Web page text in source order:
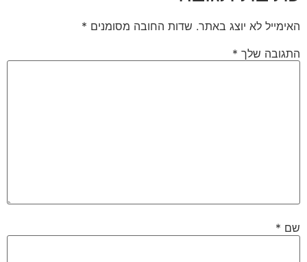
האימייל לא יוצג באתר. שדות החובה מסומנים *
התגובה שלך *
שם *